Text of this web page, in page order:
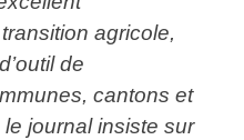
agricole,
de
cantons et
journal insiste sur